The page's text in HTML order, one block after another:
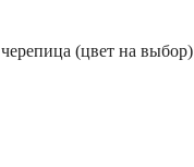
(цвет на выбор)